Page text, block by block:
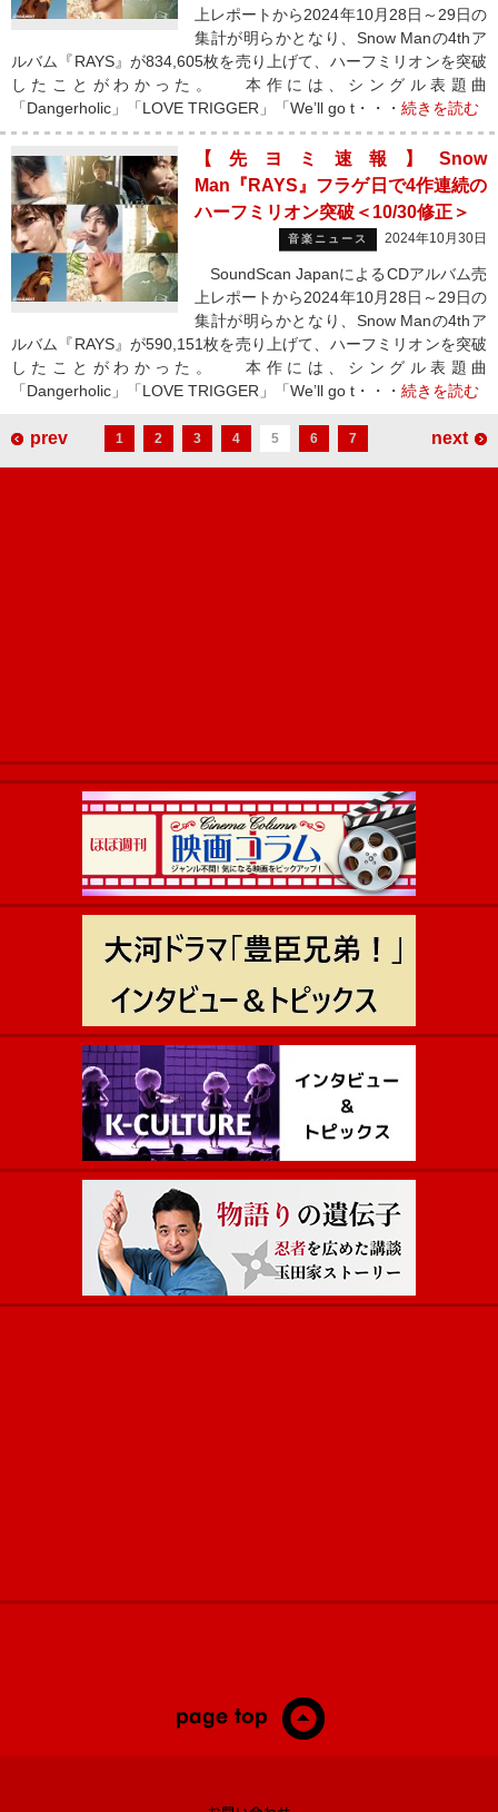
上レポートから2024年10月28日～29日の
集計が明らかとなり、Snow Manの4thア
ルバム『RAYS』が834,605枚を売り上げて、ハーフミリオンを突破
したことがわかった。 本作には、シングル表題曲
「Dangerholic」「LOVE TRIGGER」「We’ll go t・・・ 続きを読む
【先ヨミ速報】Snow
Man『RAYS』フラゲ日で4作連続の
ハーフミリオン突破＜10/30修正＞
音楽ニュース 2024年10月30日
SoundScan JapanによるCDアルバム売
上レポートから2024年10月28日～29日の
集計が明らかとなり、Snow Manの4thア
ルバム『RAYS』が590,151枚を売り上げて、ハーフミリオンを突破
したことがわかった。 本作には、シングル表題曲
「Dangerholic」「LOVE TRIGGER」「We’ll go t・・・ 続きを読む
prev 1 2 3 4 5 6 7 next